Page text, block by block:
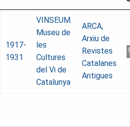
1917-
1931
VINSEUM.
Museu de
les
Cultures
del Vi de
Catalunya
ARCA,
Arxiu de
Revistes
Catalanes
Antigues